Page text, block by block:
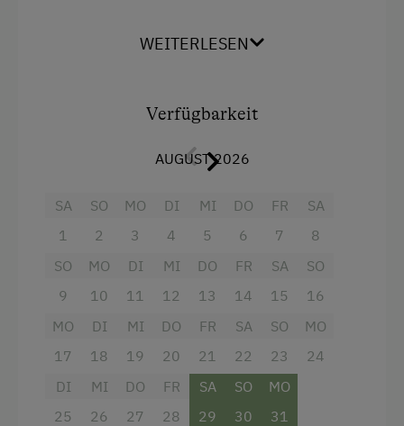
wir um Voranmeldung.
Aussicht auf eine Berglandschaft
Fernseher
Doppelbett (Kingsize)
Stockbett
WEITERLESEN
Verfügbarkeit
AUGUST 2026
SA
1
SO
2
MO
3
DI
4
MI
5
DO
6
FR
7
SA
8
SO
9
MO
10
DI
11
MI
12
DO
13
FR
14
SA
15
SO
16
MO
17
DI
18
MI
19
DO
20
FR
21
SA
22
SO
23
MO
24
DI
25
MI
26
DO
27
FR
28
SA
29
SO
30
MO
31